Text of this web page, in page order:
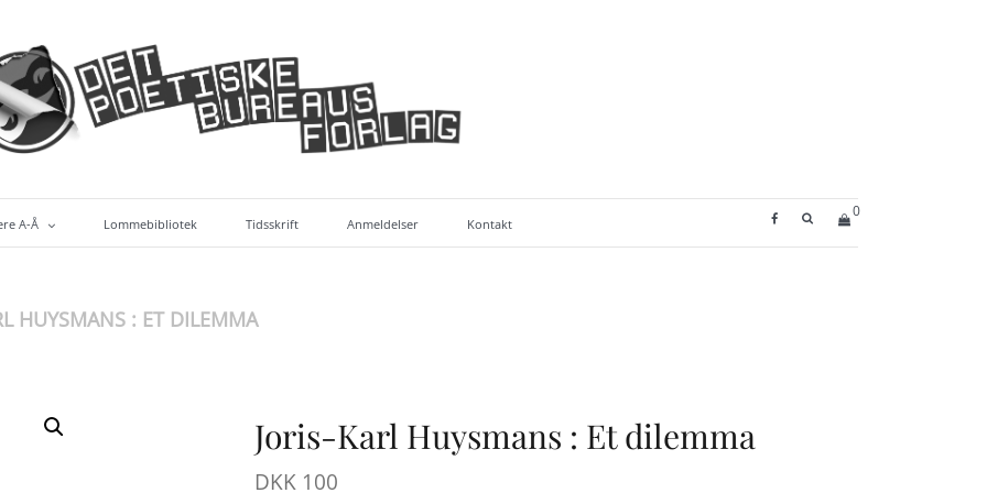
A-Å Lommebibliotek Tidsskrift Anmeldelser Kontakt SEARCH BUTTON
0
HUYSMANS : ET DILEMMA
Joris-Karl Huysmans : Et dilemma
DKK 100